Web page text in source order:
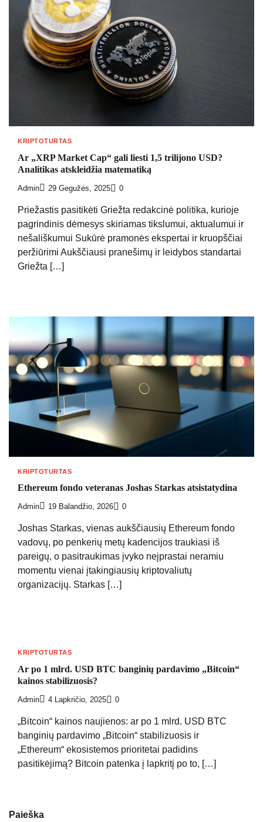
KRIPTOTURTAS
Ar „XRP Market Cap“ gali liesti 1,5 trilijono USD?
Analitikas atskleidžia matematiką
Admin 29 Gegužės, 2025 0
Priežastis pasitikėti Griežta redakcinė politika, kurioje
pagrindinis dėmesys skiriamas tikslumui, aktualumui ir
nešališkumui Sukūrė pramonės ekspertai ir kruopščiai
peržiūrimi Aukščiausi pranešimų ir leidybos standartai
Griežta […]
KRIPTOTURTAS
Ethereum fondo veteranas Joshas Starkas atsistatydina
Admin 19 Balandžio, 2026 0
Joshas Starkas, vienas aukščiausių Ethereum fondo
vadovų, po penkerių metų kadencijos traukiasi iš
pareigų, o pasitraukimas įvyko neįprastai neramiu
momentu vienai įtakingiausių kriptovaliutų
organizacijų. Starkas […]
KRIPTOTURTAS
Ar po 1 mlrd. USD BTC banginių pardavimo „Bitcoin“
kainos stabilizuosis?
Admin 4 Lapkričio, 2025 0
„Bitcoin“ kainos naujienos: ar po 1 mlrd. USD BTC
banginių pardavimo „Bitcoin“ stabilizuosis ir
„Ethereum“ ekosistemos prioritetai padidins
pasitikėjimą? Bitcoin patenka į lapkritį po to, […]
Paieška